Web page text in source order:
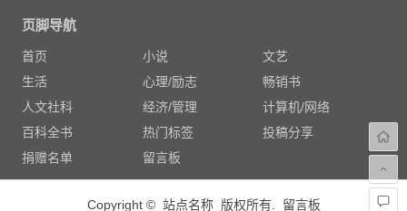
页脚导航
首页 小说
文艺
生活
心理/励志
畅销书
人文社科
经济/管理
计算机/网络
百科全书
热门标签
投稿分享
捐赠名单
留言板
Copyright © 站点名称 版权所有. 留言板